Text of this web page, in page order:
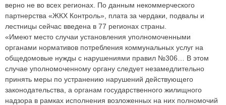
верно не во всех регионах. По данным некоммерческого
партнерства «ЖКХ Контроль», плата за чердаки, подвалы и
лестницы сейчас введена в 77 регионах страны.
«Имеют место случаи установления уполномоченными
органами нормативов потребления коммунальных услуг на
общедомовые нужды с нарушениями правил №306… В этом
случае уполномоченному органу следует незамедлительно
принять меры по устранению нарушений действующего
законодательства, а органам государственного жилищного
надзора в рамках исполнения возложенных на них полномочий